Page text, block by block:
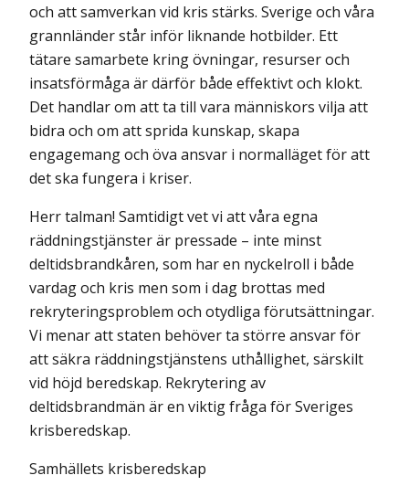
och att samverkan vid kris stärks. Sverige och våra
grannländer står inför liknande hotbilder. Ett
tätare samarbete kring övningar, resurser och
insatsförmåga är därför både effektivt och klokt.
Det handlar om att ta till vara människors vilja att
bidra och om att sprida kunskap, skapa
engagemang och öva ansvar i normalläget för att
det ska fungera i kriser.
Herr talman! Samtidigt vet vi att våra egna
räddningstjänster är pressade – inte minst
deltidsbrandkåren, som har en nyckelroll i både
vardag och kris men som i dag brottas med
rekryteringsproblem och otydliga förutsättningar.
Vi menar att staten behöver ta större ansvar för
att säkra räddningstjänstens uthållighet, särskilt
vid höjd beredskap. Rekrytering av
deltidsbrandmän är en viktig fråga för Sveriges
krisberedskap.
Samhällets krisberedskap